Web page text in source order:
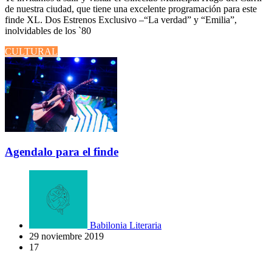
de nuestra ciudad, que tiene una excelente programación para este
finde XL. Dos Estrenos Exclusivo –“La verdad” y “Emilia”,
inolvidables de los `80
CULTURAL
Agendalo para el finde
Babilonia Literaria
29 noviembre 2019
17